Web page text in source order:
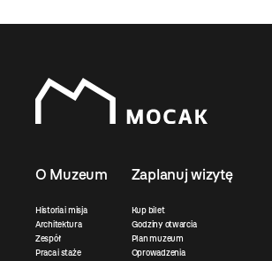
O Muzeum
Historia i misja
Architektura
Zespół
Praca i staże
Zaplanuj wizytę
Kup bilet
Godziny otwarcia
Plan muzeum
Oprowadzenia